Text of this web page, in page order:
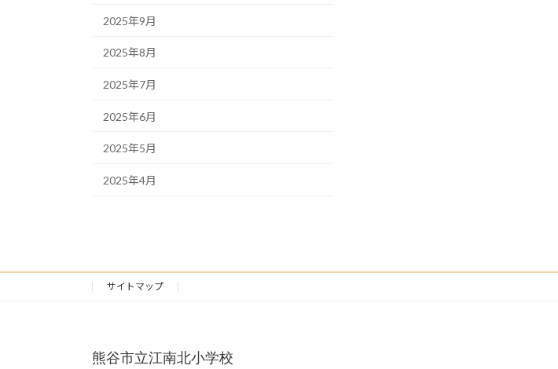
2025年9月
2025年8月
2025年7月
2025年6月
2025年5月
2025年4月
サイトマップ
熊谷市立江南北小学校